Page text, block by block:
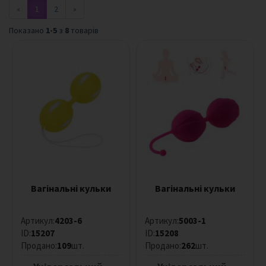
м
н
і
е
и
ш
Л
« 1 2
»
Показано 1-5 з 8 товарів
Вагінальні кульки
Артикул:4203-6
ID:15207
Продано:109шт.
Вагінальні кульки
Артикул:5003-1
ID:15208
Продано:262шт.